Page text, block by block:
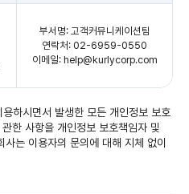
부서명: 고객커뮤니케이션팀
연락처: 02-6959-0550
이메일: help@kurlycorp.com
하시면서 발생한 모든 개인정보 보호
한 사항을 개인정보 보호책임자 및
는 이용자의 문의에 대해 지체 없이